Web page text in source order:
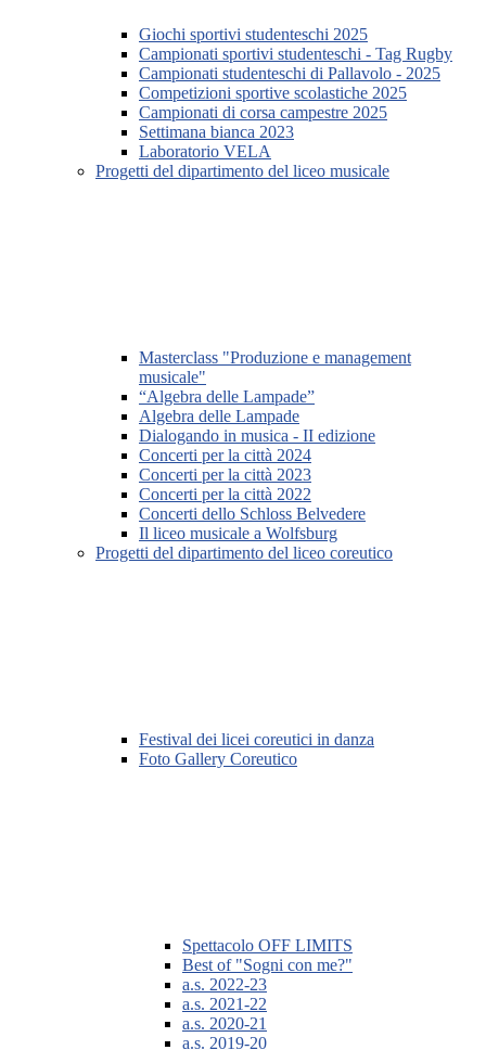
Giochi sportivi studenteschi 2025
Campionati sportivi studenteschi - Tag Rugby
Campionati studenteschi di Pallavolo - 2025
Competizioni sportive scolastiche 2025
Campionati di corsa campestre 2025
Settimana bianca 2023
Laboratorio VELA
Progetti del dipartimento del liceo musicale
Masterclass "Produzione e management
musicale"
“Algebra delle Lampade”
Algebra delle Lampade
Dialogando in musica - II edizione
Concerti per la città 2024
Concerti per la città 2023
Concerti per la città 2022
Concerti dello Schloss Belvedere
Il liceo musicale a Wolfsburg
Progetti del dipartimento del liceo coreutico
Festival dei licei coreutici in danza
Foto Gallery Coreutico
Spettacolo OFF LIMITS
Best of "Sogni con me?"
a.s. 2022-23
a.s. 2021-22
a.s. 2020-21
a.s. 2019-20